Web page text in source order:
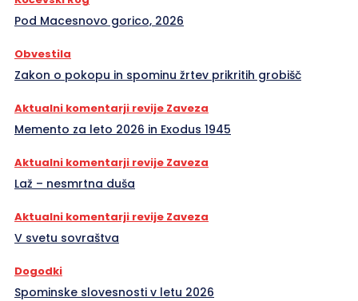
Pod Macesnovo gorico, 2026
Obvestila
Zakon o pokopu in spominu žrtev prikritih grobišč
Aktualni komentarji revije Zaveza
Memento za leto 2026 in Exodus 1945
Aktualni komentarji revije Zaveza
Laž – nesmrtna duša
Aktualni komentarji revije Zaveza
V svetu sovraštva
Dogodki
Spominske slovesnosti v letu 2026